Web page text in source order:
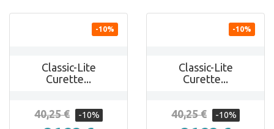
-10%
Classic-Lite
Curette...
40,25 € -10%
-10%
Classic-Lite
Curette...
40,25 € -10%